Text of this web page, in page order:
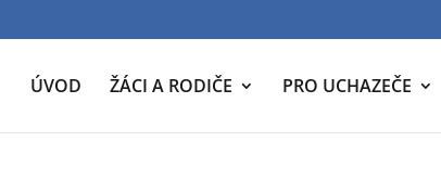
ÚVOD ŽÁCI A RODIČE PRO UCHAZEČE